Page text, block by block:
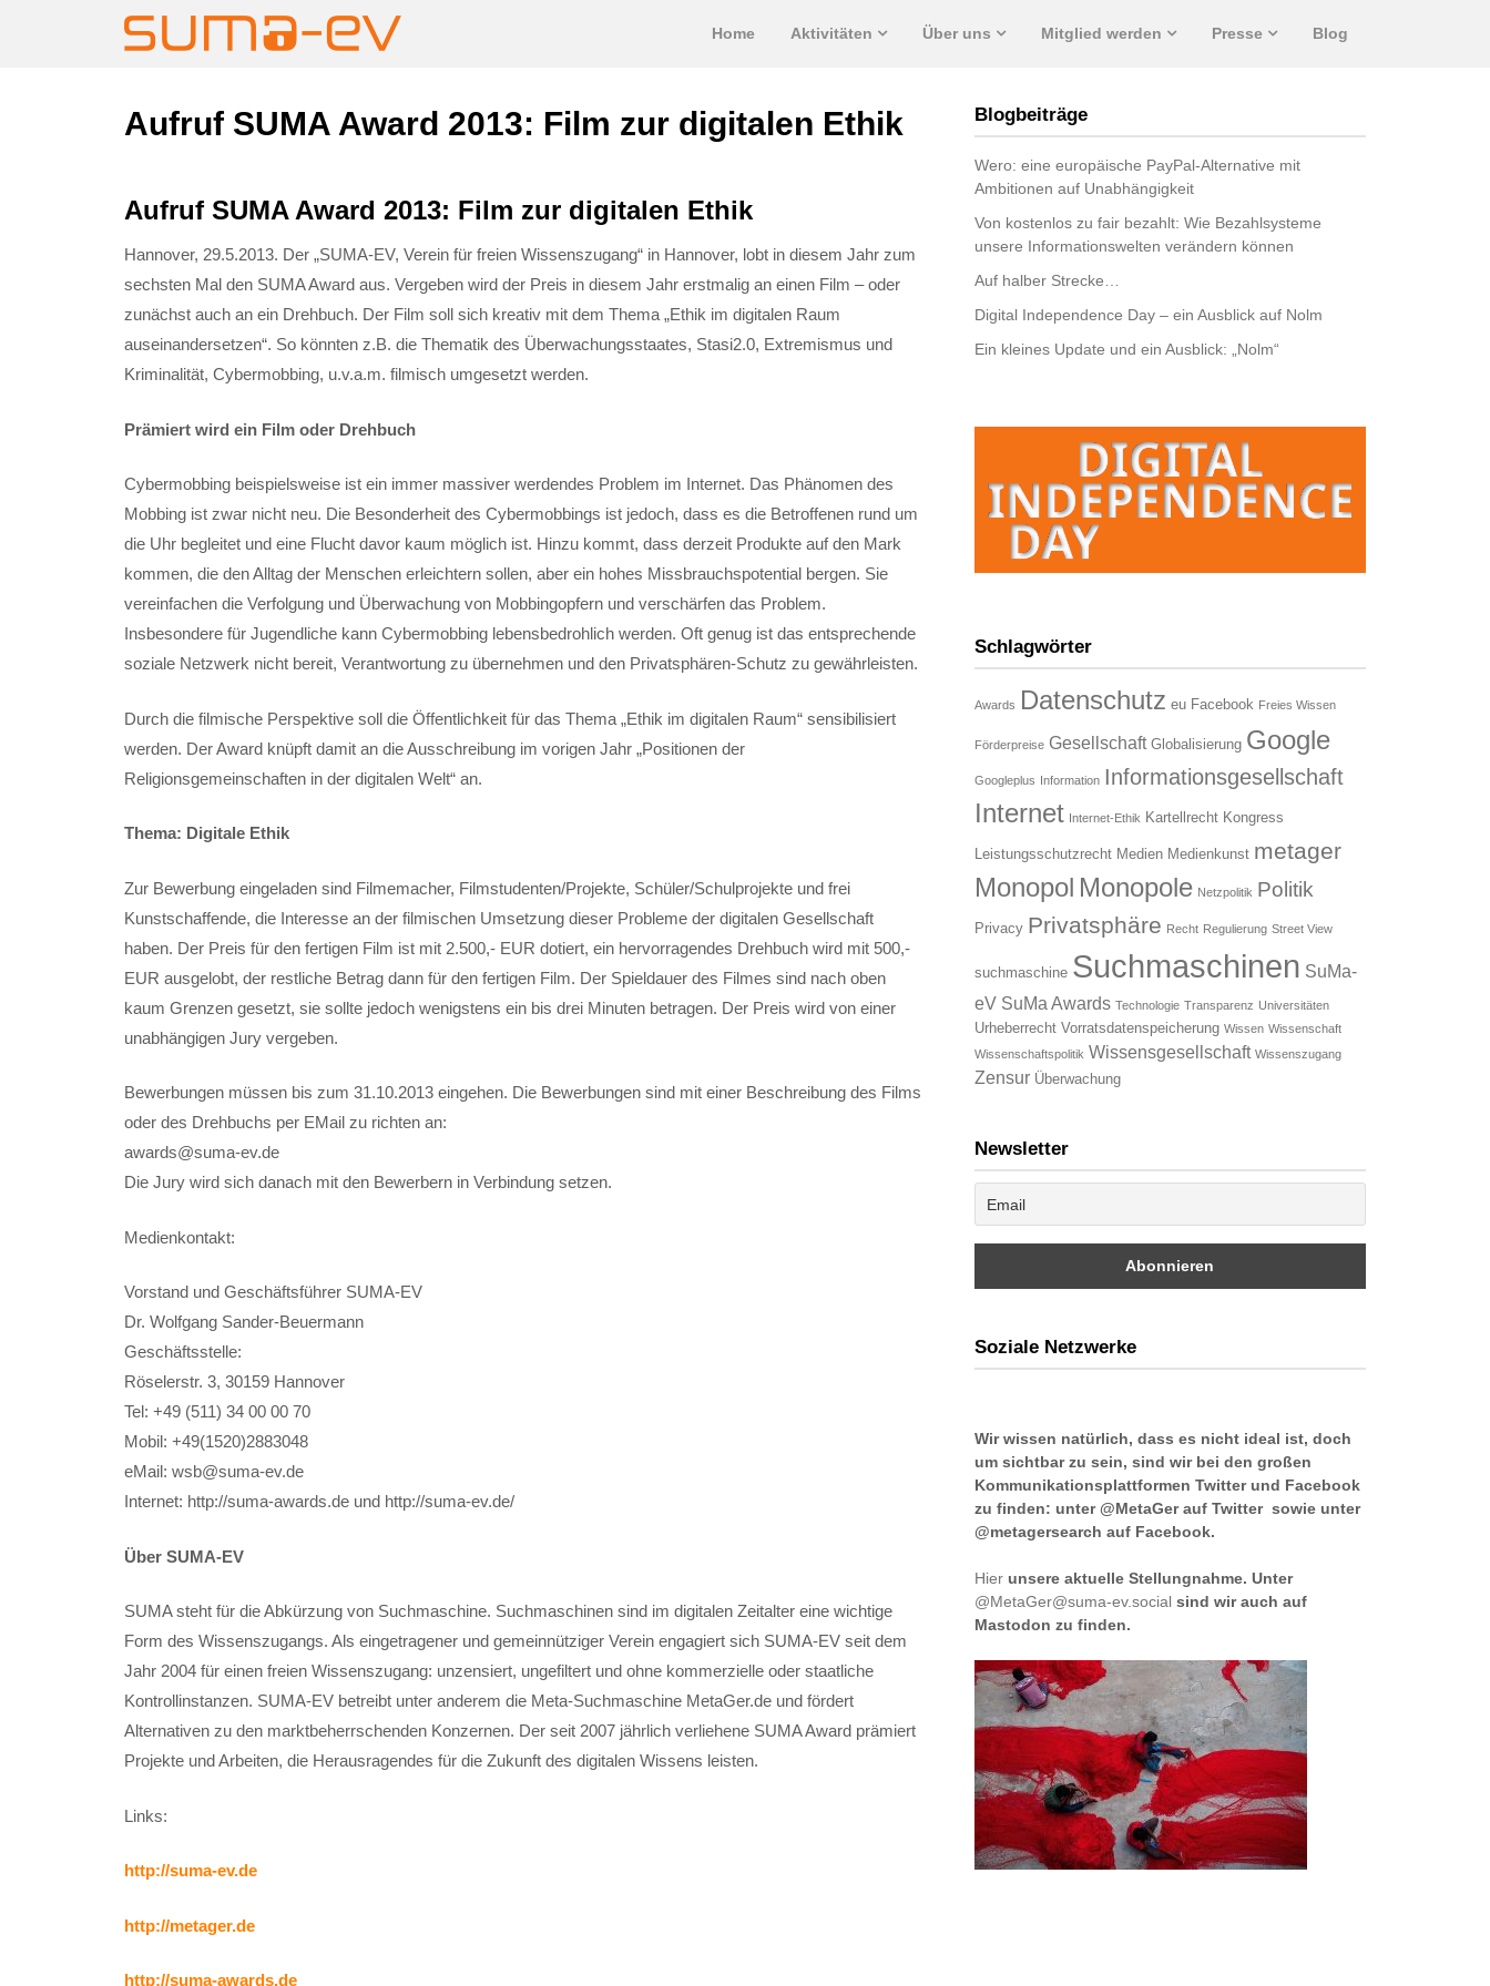
Home Aktivitäten Über uns Mitglied werden Presse Blog
Skip
Aufruf SUMA Award 2013: Film zur digitalen Ethik
Aufruf SUMA Award 2013: Film zur digitalen Ethik
Hannover, 29.5.2013. Der „SUMA-EV, Verein für freien Wissenszugang“ in Hannover, lobt in diesem Jahr zum
sechsten Mal den SUMA Award aus. Vergeben wird der Preis in diesem Jahr erstmalig an einen Film – oder
zunächst auch an ein Drehbuch. Der Film soll sich kreativ mit dem Thema „Ethik im digitalen Raum
auseinandersetzen“. So könnten z.B. die Thematik des Überwachungsstaates, Stasi2.0, Extremismus und
Kriminalität, Cybermobbing, u.v.a.m. filmisch umgesetzt werden.
Prämiert wird ein Film oder Drehbuch
Cybermobbing beispielsweise ist ein immer massiver werdendes Problem im Internet. Das Phänomen des
Mobbing ist zwar nicht neu. Die Besonderheit des Cybermobbings ist jedoch, dass es die Betroffenen rund um
die Uhr begleitet und eine Flucht davor kaum möglich ist. Hinzu kommt, dass derzeit Produkte auf den Mark
kommen, die den Alltag der Menschen erleichtern sollen, aber ein hohes Missbrauchspotential bergen. Sie
vereinfachen die Verfolgung und Überwachung von Mobbingopfern und verschärfen das Problem.
Insbesondere für Jugendliche kann Cybermobbing lebensbedrohlich werden. Oft genug ist das entsprechende
soziale Netzwerk nicht bereit, Verantwortung zu übernehmen und den Privatsphären-Schutz zu gewährleisten.
Durch die filmische Perspektive soll die Öffentlichkeit für das Thema „Ethik im digitalen Raum“ sensibilisiert
werden. Der Award knüpft damit an die Ausschreibung im vorigen Jahr „Positionen der
Religionsgemeinschaften in der digitalen Welt“ an.
Thema: Digitale Ethik
Zur Bewerbung eingeladen sind Filmemacher, Filmstudenten/Projekte, Schüler/Schulprojekte und frei
Kunstschaffende, die Interesse an der filmischen Umsetzung dieser Probleme der digitalen Gesellschaft
haben. Der Preis für den fertigen Film ist mit 2.500,- EUR dotiert, ein hervorragendes Drehbuch wird mit 500,-
EUR ausgelobt, der restliche Betrag dann für den fertigen Film. Der Spieldauer des Filmes sind nach oben
kaum Grenzen gesetzt, sie sollte jedoch wenigstens ein bis drei Minuten betragen. Der Preis wird von einer
unabhängigen Jury vergeben.
Bewerbungen müssen bis zum 31.10.2013 eingehen. Die Bewerbungen sind mit einer Beschreibung des Films
oder des Drehbuchs per EMail zu richten an:
awards@suma-ev.de
Die Jury wird sich danach mit den Bewerbern in Verbindung setzen.
Medienkontakt:
Vorstand und Geschäftsführer SUMA-EV
Dr. Wolfgang Sander-Beuermann
Geschäftsstelle:
Röselerstr. 3, 30159 Hannover
Tel: +49 (511) 34 00 00 70
Mobil: +49(1520)2883048
eMail: wsb@suma-ev.de
Internet: http://suma-awards.de und http://suma-ev.de/
Über SUMA-EV
SUMA steht für die Abkürzung von Suchmaschine. Suchmaschinen sind im digitalen Zeitalter eine wichtige
Form des Wissenszugangs. Als eingetragener und gemeinnütziger Verein engagiert sich SUMA-EV seit dem
Jahr 2004 für einen freien Wissenszugang: unzensiert, ungefiltert und ohne kommerzielle oder staatliche
Kontrollinstanzen. SUMA-EV betreibt unter anderem die Meta-Suchmaschine MetaGer.de und fördert
Alternativen zu den marktbeherrschenden Konzernen. Der seit 2007 jährlich verliehene SUMA Award prämiert
Projekte und Arbeiten, die Herausragendes für die Zukunft des digitalen Wissens leisten.
Links:
http://suma-ev.de
http://metager.de
http://suma-awards.de
Blogbeiträge
Wero: eine europäische PayPal-Alternative mit
Ambitionen auf Unabhängigkeit
Von kostenlos zu fair bezahlt: Wie Bezahlsysteme
unsere Informationswelten verändern können
Auf halber Strecke…
Digital Independence Day – ein Ausblick auf Nolm
Ein kleines Update und ein Ausblick: „Nolm“
Schlagwörter
Awards Datenschutz eu Facebook Freies Wissen
Förderpreise Gesellschaft Globalisierung Google
Googleplus Information Informationsgesellschaft
Internet Internet-Ethik Kartellrecht Kongress
Leistungsschutzrecht Medien Medienkunst metager
Monopol Monopole Netzpolitik Politik
Privacy Privatsphäre Recht Regulierung Street View
suchmaschine Suchmaschinen SuMa-
eV SuMa Awards Technologie Transparenz Universitäten
Urheberrecht Vorratsdatenspeicherung Wissen Wissenschaft
Wissenschaftspolitik Wissensgesellschaft Wissenszugang
Zensur Überwachung
Newsletter
Soziale Netzwerke
Wir wissen natürlich, dass es nicht ideal ist, doch
um sichtbar zu sein, sind wir bei den großen
Kommunikationsplattformen Twitter und Facebook
zu finden: unter @MetaGer auf Twitter sowie unter
@metagersearch auf Facebook.
Hierunsere aktuelle Stellungnahme. Unter
@MetaGer@suma-ev.socialsind wir auch auf
Mastodon zu finden.